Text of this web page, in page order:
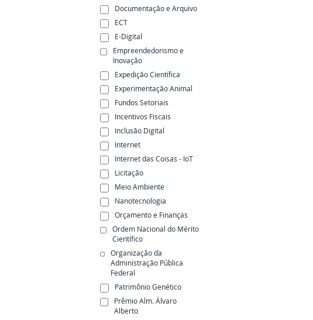
Documentação e Arquivo
ECT
E-Digital
Empreendedorismo e
Inovação
Expedição Científica
Experimentação Animal
Fundos Setoriais
Incentivos Fiscais
Inclusão Digital
Internet
Internet das Coisas - IoT
Licitação
Meio Ambiente
Nanotecnologia
Orçamento e Finanças
Ordem Nacional do Mérito
Científico
Organização da
Administração Pública
Federal
Patrimônio Genético
Prêmio Alm. Álvaro
Alberto